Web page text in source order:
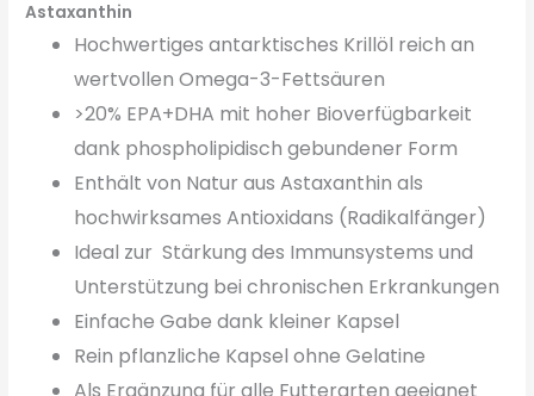
Astaxanthin
Hochwertiges antarktisches Krillöl reich an
wertvollen Omega-3-Fettsäuren
>20% EPA+DHA mit hoher Bioverfügbarkeit
dank phospholipidisch gebundener Form
Enthält von Natur aus Astaxanthin als
hochwirksames Antioxidans (Radikalfänger)
Ideal zur Stärkung des Immunsystems und
Unterstützung bei chronischen Erkrankungen
Einfache Gabe dank kleiner Kapsel
Rein pflanzliche Kapselohne Gelatine